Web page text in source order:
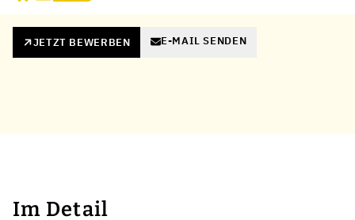
JETZT BEWERBEN E-MAIL SENDEN
Im Detail